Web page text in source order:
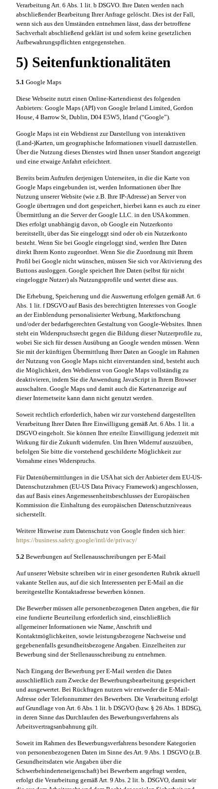
Verarbeitung Art. 6 Abs. 1 lit. b DSGVO. Ihre Daten werden nach
abschließender Bearbeitung Ihrer Anfrage gelöscht. Dies ist der Fall,
wenn sich aus den Umständen entnehmen lässt, dass der betroffene
Sachverhalt abschließend geklärt ist und sofern keine gesetzlichen
Aufbewahrungspflichten entgegenstehen.
5) Seitenfunktionalitäten
5.1 Google Maps
Diese Webseite nutzt einen Online-Kartendienst des folgenden
Anbieters: Google Maps (API) von Google Ireland Limited, Gordon
House, 4 Barrow St, Dublin, D04 E5W5, Irland (“Google”).
Google Maps ist ein Webdienst zur Darstellung von interaktiven
(Land-)Karten, um geographische Informationen visuell darzustellen.
Über die Nutzung dieses Dienstes wird Ihnen unser Standort angezeigt
und eine etwaige Anfahrt erleichtert.
Bereits beim Aufrufen derjenigen Unterseiten, in die die Karte von
Google Maps eingebunden ist, werden Informationen über Ihre
Nutzung unserer Website (wie z.B. Ihre IP-Adresse) an Server von
Google übertragen und dort gespeichert, hierbei kann es auch zu einer
Übermittlung an die Server der Google LLC. in den USA kommen.
Dies erfolgt unabhängig davon, ob Google ein Nutzerkonto
bereitstellt, über das Sie eingeloggt sind oder ob ein Nutzerkonto
besteht. Wenn Sie bei Google eingeloggt sind, werden Ihre Daten
direkt Ihrem Konto zugeordnet. Wenn Sie die Zuordnung mit Ihrem
Profil bei Google nicht wünschen, müssen Sie sich vor Aktivierung des
Buttons ausloggen. Google speichert Ihre Daten (selbst für nicht
eingeloggte Nutzer) als Nutzungsprofile und wertet diese aus.
Die Erhebung, Speicherung und die Auswertung erfolgen gemäß Art. 6
Abs. 1 lit. f DSGVO auf Basis des berechtigten Interesses von Google
an der Einblendung personalisierter Werbung, Marktforschung
und/oder der bedarfsgerechten Gestaltung von Google-Websites. Ihnen
steht ein Widerspruchsrecht gegen die Bildung dieser Nutzerprofile zu,
wobei Sie sich für dessen Ausübung an Google wenden müssen. Wenn
Sie mit der künftigen Übermittlung Ihrer Daten an Google im Rahmen
der Nutzung von Google Maps nicht einverstanden sind, besteht auch
die Möglichkeit, den Webdienst von Google Maps vollständig zu
deaktivieren, indem Sie die Anwendung JavaScript in Ihrem Browser
ausschalten. Google Maps und damit auch die Kartenanzeige auf
dieser Internetseite kann dann nicht genutzt werden.
Soweit rechtlich erforderlich, haben wir zur vorstehend dargestellten
Verarbeitung Ihrer Daten Ihre Einwilligung gemäß Art. 6 Abs. 1 lit. a
DSGVO eingeholt. Sie können Ihre erteilte Einwilligung jederzeit mit
Wirkung für die Zukunft widerrufen. Um Ihren Widerruf auszuüben,
befolgen Sie bitte die vorstehend geschilderte Möglichkeit zur
Vornahme eines Widerspruchs.
Für Datenübermittlungen in die USA hat sich der Anbieter dem EU-US-
Datenschutzrahmen (EU-US Data Privacy Framework) angeschlossen,
das auf Basis eines Angemessenheitsbeschlusses der Europäischen
Kommission die Einhaltung des europäischen Datenschutzniveaus
sicherstellt.
Weitere Hinweise zum Datenschutz von Google finden sich hier:
https://business.safety.google/intl/de/privacy/
5.2 Bewerbungen auf Stellenausschreibungen per E-Mail
Auf unserer Website schreiben wir in einer gesonderten Rubrik aktuell
vakante Stellen aus, auf die sich Interessenten per E-Mail an die
bereitgestellte Kontaktadresse bewerben können.
Die Bewerber müssen alle personenbezogenen Daten angeben, die für
eine fundierte Beurteilung erforderlich sind, einschließlich
allgemeiner Informationen wie Name, Anschrift und
Kontaktmöglichkeiten, sowie leistungsbezogene Nachweise und
gegebenenfalls gesundheitsbezogene Angaben. Einzelheiten zur
Bewerbung sind der Stellenausschreibung zu entnehmen.
Nach Eingang der Bewerbung per E-Mail werden die Daten
ausschließlich zum Zwecke der Bewerbungsbearbeitung gespeichert
und ausgewertet. Bei Rückfragen nutzen wir entweder die E-Mail-
Adresse oder Telefonnummer des Bewerbers. Die Verarbeitung erfolgt
auf Grundlage von Art. 6 Abs. 1 lit. b DSGVO (bzw. § 26 Abs. 1 BDSG),
in deren Sinne das Durchlaufen des Bewerbungsverfahrens als
Arbeitsvertragsanbahnung gilt.
Soweit im Rahmen des Bewerbungsverfahrens besondere Kategorien
von personenbezogenen Daten im Sinne des Art. 9 Abs. 1 DSGVO (z.B.
Gesundheitsdaten wie Angaben über die
Schwerbehinderteneigenschaft) bei Bewerbern angefragt werden,
erfolgt die Verarbeitung gemäß Art. 9 Abs. 2 lit. b. DSGVO, damit wir